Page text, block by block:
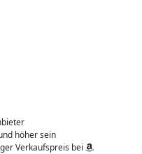
höher sein
Verkaufspreis bei